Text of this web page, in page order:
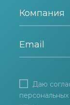
Даю